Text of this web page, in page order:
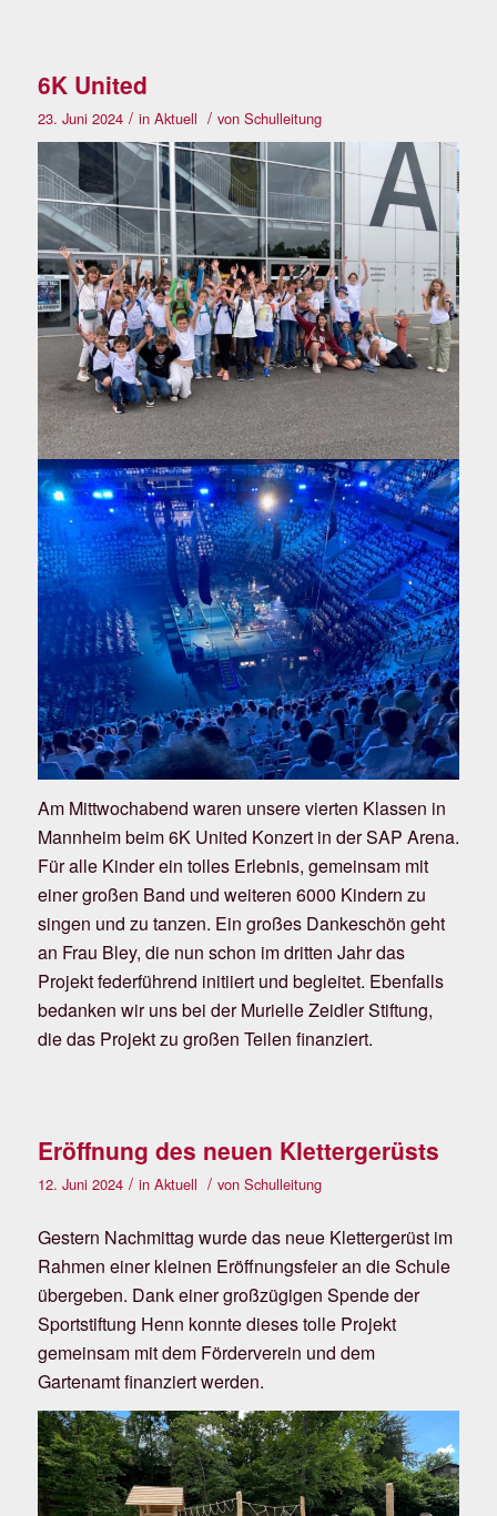
6K United
23. Juni 2024 / in Aktuell / von Schulleitung
Am Mittwochabend waren unsere vierten Klassen in
Mannheim beim 6K United Konzert in der SAP Arena.
Für alle Kinder ein tolles Erlebnis, gemeinsam mit
einer großen Band und weiteren 6000 Kindern zu
singen und zu tanzen. Ein großes Dankeschön geht
an Frau Bley, die nun schon im dritten Jahr das
Projekt federführend initiiert und begleitet. Ebenfalls
bedanken wir uns bei der Murielle Zeidler Stiftung,
die das Projekt zu großen Teilen finanziert.
Eröffnung des neuen Klettergerüsts
12. Juni 2024 / in Aktuell / von Schulleitung
Gestern Nachmittag wurde das neue Klettergerüst im
Rahmen einer kleinen Eröffnungsfeier an die Schule
übergeben. Dank einer großzügigen Spende der
Sportstiftung Henn konnte dieses tolle Projekt
gemeinsam mit dem Förderverein und dem
Gartenamt finanziert werden.